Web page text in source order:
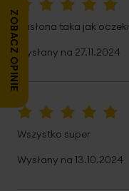
100%
Zasłona taka jak
Wysłany na 27.11.2024
Wszystko super
Wysłany na 13.10.2024
ZOBACZ OPINIE